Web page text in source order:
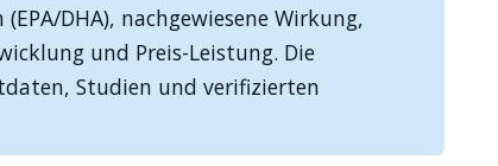
DHA), nachgewiesene Wirkung,
und Preis-Leistung. Die
Studien und verifizierten